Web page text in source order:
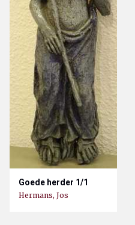
Goede herder 1/1
Hermans, Jos